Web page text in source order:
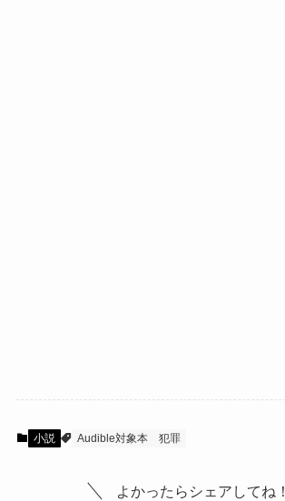
小説 Audible対象本 犯罪
よかったらシェアしてね！